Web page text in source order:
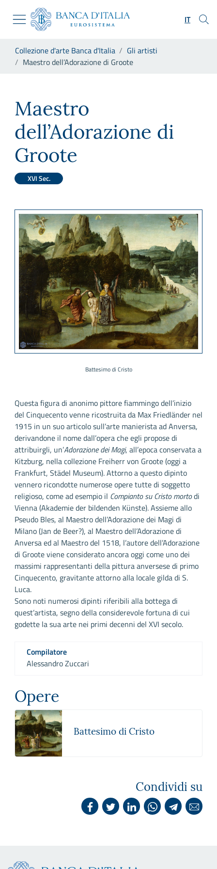
Skip to Main Content
Vai al sito istituzionale
Vai al menu di navigazione
Vai alla ricerca
Vai al footer
IT
Collezione d'arte Banca d'Italia
Gli artisti
Maestro dell’Adorazione di Groote
Maestro
dell’Adorazione di
Groote
XVI Sec.
Battesimo di Cristo
Questa figura di anonimo pittore fiammingo dell’inizio
del Cinquecento venne ricostruita da Max Friedländer nel
1915 in un suo articolo sull’arte manierista ad Anversa,
derivandone il nome dall’opera che egli propose di
attribuirgli, un’Adorazione dei Magi, all’epoca conservata a
Kitzburg, nella collezione Freiherr von Groote (oggi a
Frankfurt, Städel Museum). Attorno a questo dipinto
vennero ricondotte numerose opere tutte di soggetto
religioso, come ad esempio il Compianto su Cristo mortodi
Vienna (Akademie der bildenden Künste). Assieme allo
Pseudo Bles, al Maestro dell’Adorazione dei Magi di
Milano (Jan de Beer?), al Maestro dell’Adorazione di
Anversa ed al Maestro del 1518, l’autore dell’Adorazione
di Groote viene considerato ancora oggi come uno dei
massimi rappresentanti della pittura anversese di primo
Cinquecento, gravitante attorno alla locale gilda di S.
Luca.
Sono noti numerosi dipinti riferibili alla bottega di
quest’artista, segno della considerevole fortuna di cui
godette la sua arte nei primi decenni del XVI secolo.
Compilatore
Alessandro Zuccari
Opere
Battesimo di Cristo
Condividi su